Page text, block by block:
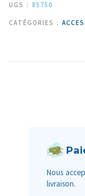
UGS : 85750
CATÉGORIES :
Nous
livraison.